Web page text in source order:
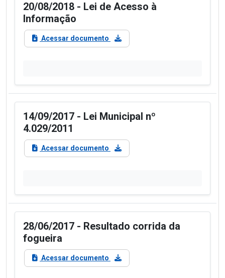
20/08/2018 - Lei de Acesso à
Informação
Acessar documento
14/09/2017 - Lei Municipal nº
4.029/2011
Acessar documento
28/06/2017 - Resultado corrida da
fogueira
Acessar documento